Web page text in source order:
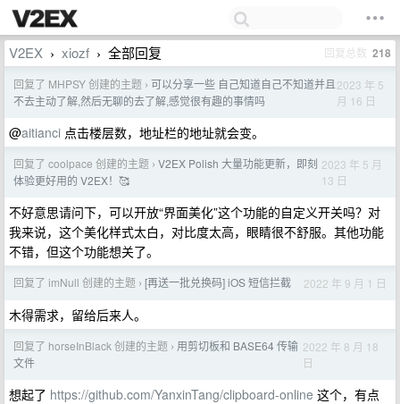
V2EX › xiozf › 全部回复 回复总数 218
回复了 MHPSY 创建的主题 › 可以分享一些 自己知道自己不知道并且
不去主动了解,然后无聊的去了解,感觉很有趣的事情吗
2023 年 5
月 16 日
@aitianci 点击楼层数，地址栏的地址就会变。
回复了 coolpace 创建的主题 › V2EX Polish 大量功能更新，即刻
体验更好用的 V2EX！🥰
2023 年 5 月
13 日
不好意思请问下，可以开放“界面美化”这个功能的自定义开关吗？对
我来说，这个美化样式太白，对比度太高，眼睛很不舒服。其他功能
不错，但这个功能想关了。
回复了 imNull 创建的主题 › [再送一批兑换码] iOS 短信拦截 2022 年 9 月 1 日
木得需求，留给后来人。
回复了 horseInBlack 创建的主题 › 用剪切板和 BASE64 传输
文件
2022 年 8 月 18
日
想起了 https://github.com/YanxinTang/clipboard-online 这个，有点